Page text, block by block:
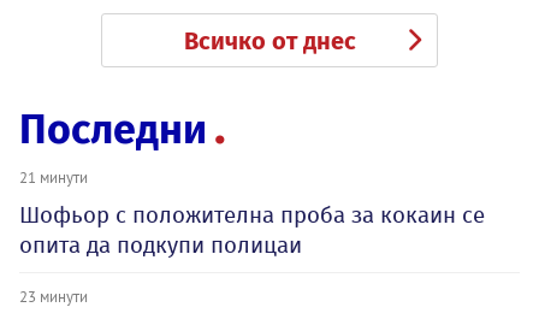
Всичко от днес
Последни
21 минути
Шофьор с положителна проба за кокаин се
опита да подкупи полицаи
23 минути